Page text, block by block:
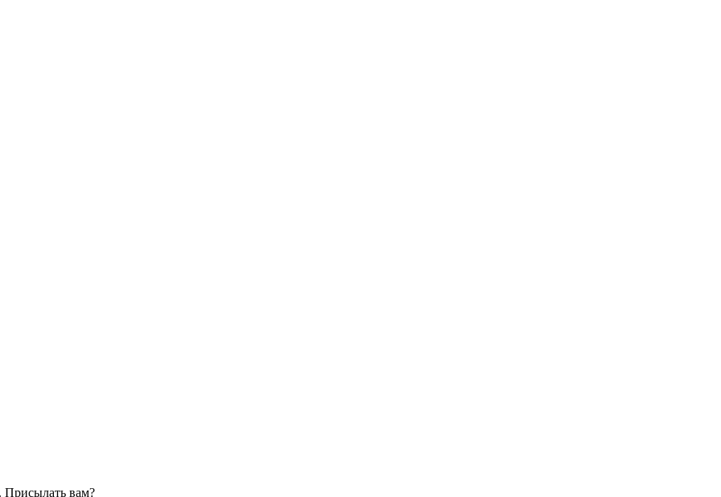
Присылать вам?